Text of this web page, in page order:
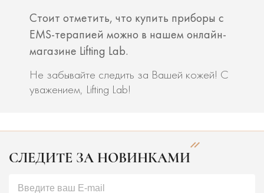
Стоит отметить, что купить приборы с
EMS-терапией можно в нашем онлайн-
магазине Lifting Lab.
Не забывайте следить за Вашей кожей! С
уважением, Lifting Lab!
СЛЕДИТЕ ЗА НОВИНКАМИ